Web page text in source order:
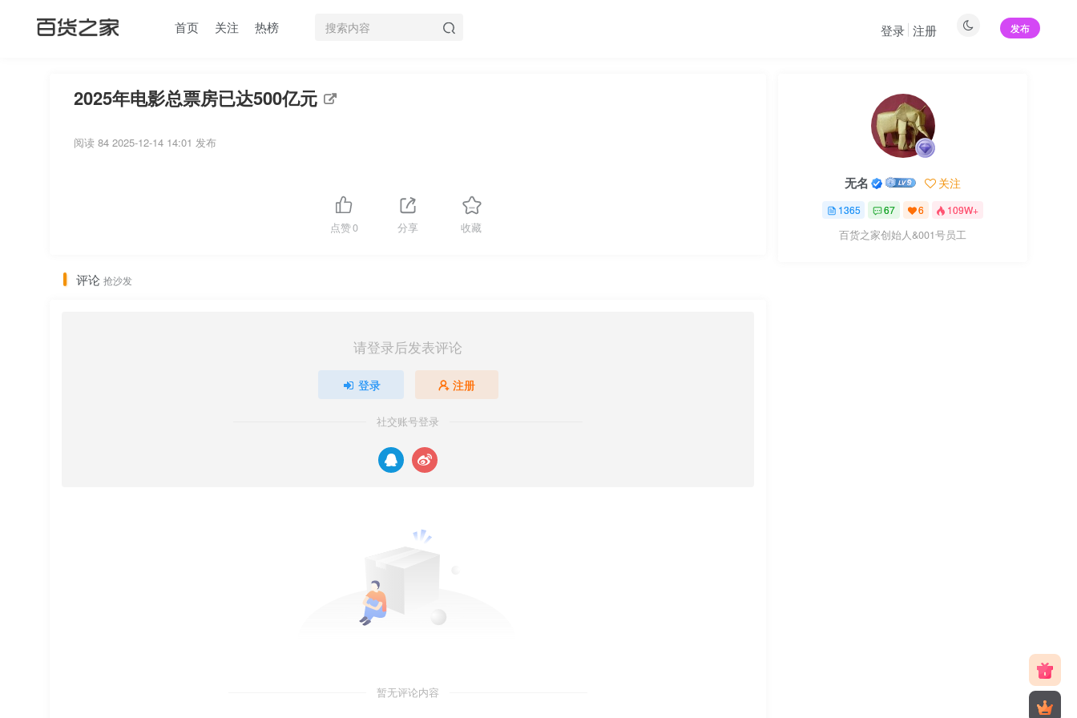
首页 关注 热榜 发布
登录 注册
2025年电影总票房已达500亿元
阅读 84 2025-12-14 14:01 发布
点赞0 分享 收藏
评论 抢沙发
请登录后发表评论
登录 注册
社交账号登录
暂无评论内容
无名 关注
1365 67 6 109W+
百货之家创始人&001号员工